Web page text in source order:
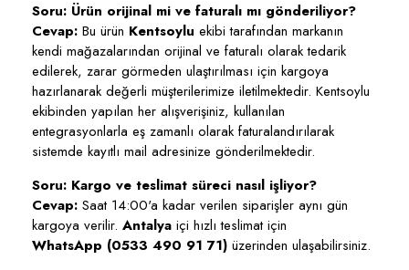
Soru: Ürün orijinal mi ve faturalı mı gönderiliyor?
Cevap: Bu ürün Kentsoylu ekibi tarafından markanın
kendi mağazalarından orijinal ve faturalı olarak tedarik
edilerek, zarar görmeden ulaştırılması için kargoya
hazırlanarak değerli müşterilerimize iletilmektedir. Kentsoylu
ekibinden yapılan her alışverişiniz, kullanılan
entegrasyonlarla eş zamanlı olarak faturalandırılarak
sistemde kayıtlı mail adresinize gönderilmektedir.
Soru: Kargo ve teslimat süreci nasıl işliyor?
Cevap: Saat 14:00'a kadar verilen siparişler aynı gün
kargoya verilir. Antalya içi hızlı teslimat için
WhatsApp (0533 490 91 71) üzerinden ulaşabilirsiniz.